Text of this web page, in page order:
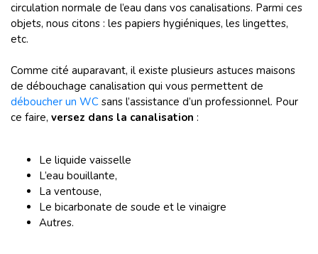
circulation normale de l’eau dans vos canalisations. Parmi ces
objets, nous citons : les papiers hygiéniques, les lingettes,
etc.
Comme cité auparavant, il existe plusieurs astuces maisons
de débouchage canalisation qui vous permettent de
déboucher un WC sans l’assistance d’un professionnel. Pour
ce faire, versez dans la canalisation :
Le liquide vaisselle
L’eau bouillante,
La ventouse,
Le bicarbonate de soude et le vinaigre
Autres.